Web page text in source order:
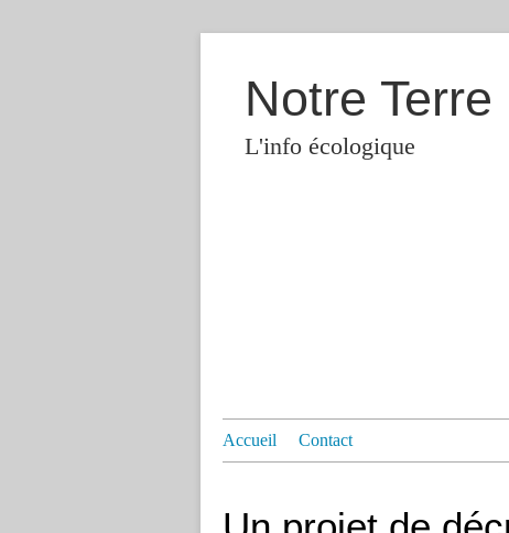
Notre Terre
L'info écologique
Accueil Contact